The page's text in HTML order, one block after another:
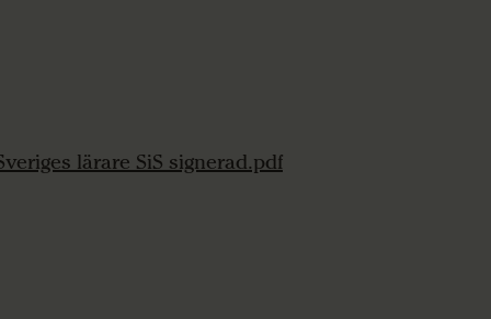
lärare SiS signerad.pdf